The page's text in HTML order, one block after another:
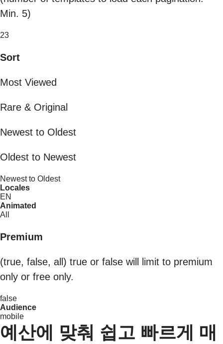
Min. 5)
23
Sort
Most Viewed
Rare & Original
Newest to Oldest
Oldest to Newest
Newest to Oldest
Locales
EN
Animated
All
Premium
(true, false, all) true or false will limit to premium
only or free only.
false
Audience
mobile
예산에 맞춰 쉽고 빠르게 매